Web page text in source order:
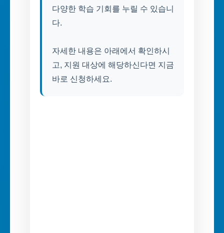
다양한 학습 기회를 누릴 수 있습니
다.
자세한 내용은 아래에서 확인하시
고, 지원 대상에 해당하신다면 지금
바로 신청하세요.